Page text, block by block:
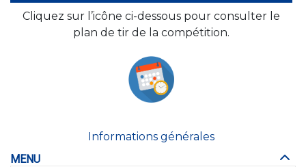
Cliquez sur l’icône ci-dessous pour consulter le
plan de tir de la compétition.
Informations générales
MENU